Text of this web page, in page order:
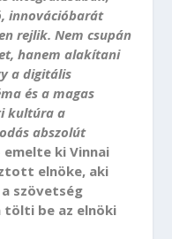
innovációbarát
rejlik. Nem csupán
hanem alakítani
a digitális
és a magas
kultúra a
abszolút
emelte ki Vinnai
elnöke, aki
szövetség
tölti be az elnöki